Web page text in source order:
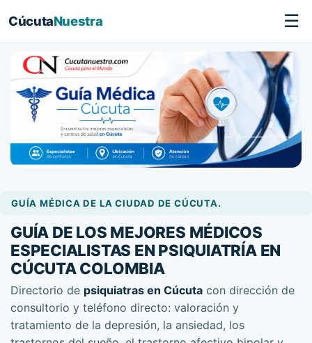
CúcutaNuestra ☰
GUÍA MÉDICA DE LA CIUDAD DE CÚCUTA.
GUÍA DE LOS MEJORES MÉDICOS
ESPECIALISTAS EN PSIQUIATRÍA EN
CÚCUTA COLOMBIA
Directorio de psiquiatras en Cúcuta con dirección de
consultorio y teléfono directo: valoración y
tratamiento de la depresión, la ansiedad, los